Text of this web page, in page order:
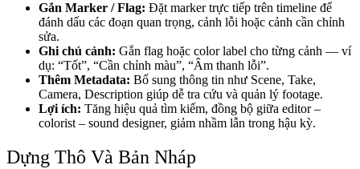
Gắn Marker / Flag: Đặt marker trực tiếp trên timeline để
đánh dấu các đoạn quan trọng, cảnh lỗi hoặc cảnh cần chỉnh
sửa.
Ghi chú cảnh: Gắn flag hoặc color label cho từng cảnh — ví
dụ: “Tốt”, “Cần chỉnh màu”, “Âm thanh lỗi”.
Thêm Metadata: Bổ sung thông tin như Scene, Take,
Camera, Description giúp dễ tra cứu và quản lý footage.
Lợi ích: Tăng hiệu quả tìm kiếm, đồng bộ giữa editor –
colorist – sound designer, giảm nhầm lẫn trong hậu kỳ.
Dựng Thô Và Bản Nháp